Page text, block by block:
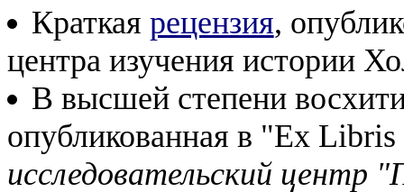
Краткая рецензия,
центра изучения истории
В высшей степени
опубликованная в "Ex
исследовательский центр